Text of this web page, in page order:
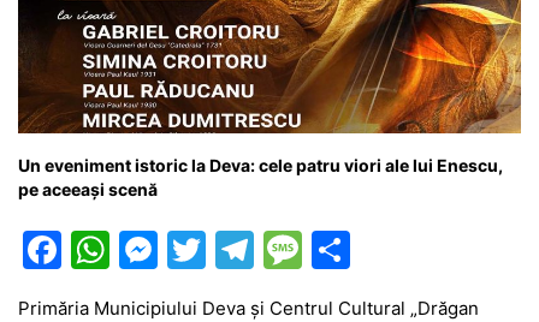
Un eveniment istoric la Deva: cele patru viori ale lui Enescu,
pe aceeași scenă
F
a
W M
e
T
T
el
M
Primăria Municipiului Deva și Centrul Cultural „Drăgan